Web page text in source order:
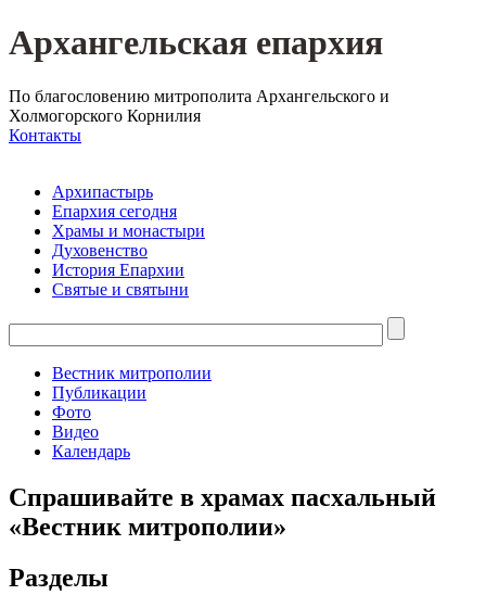
Архангельская епархия
По благословению митрополита Архангельского и
Холмогорского Корнилия
Контакты
Архипастырь
Епархия сегодня
Храмы и монастыри
Духовенство
История Епархии
Святые и святыни
Вестник митрополии
Публикации
Фото
Видео
Календарь
Спрашивайте в храмах пасхальный
«Вестник митрополии»
Разделы